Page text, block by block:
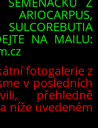
NA MAILU:
fotogalerie z
v posledních
přehledně
níže uvedeném